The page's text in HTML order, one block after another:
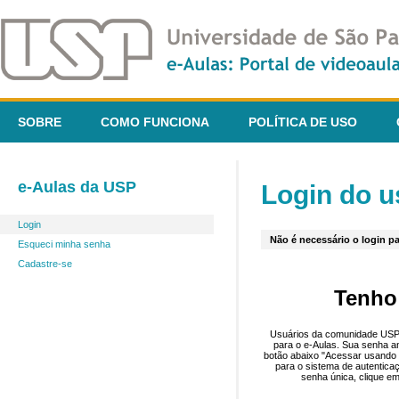
SOBRE COMO FUNCIONA POLÍTICA DE USO
e-Aulas da USP
Login
Esqueci minha senha
Cadastre-se
Login do
Não é necessário o login
Usuários da comunidade
para o e-Aulas. Sua senha
botão abaixo "Acessar
para o sistema de
senha única, clique